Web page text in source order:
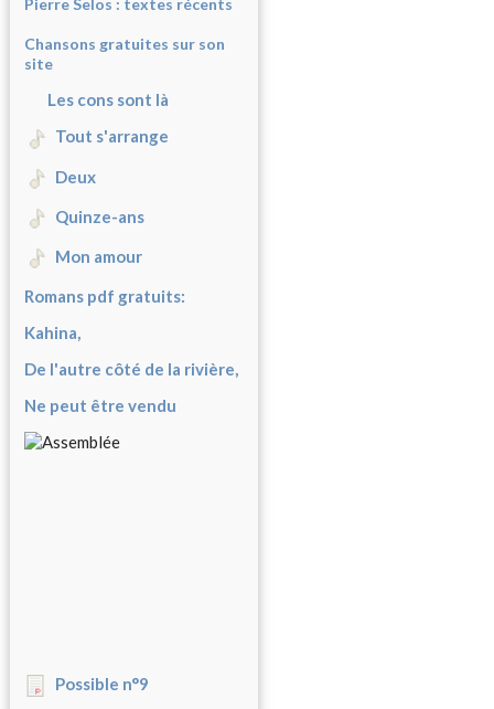
Pierre Selos : textes récents
Chansons gratuites sur son
site
Les cons sont là
Tout s'arrange
Deux
Quinze-ans
Mon amour
Romans pdf gratuits:
Kahina,
De l'autre côté de la rivière,
Ne peut être vendu
Possible n°9